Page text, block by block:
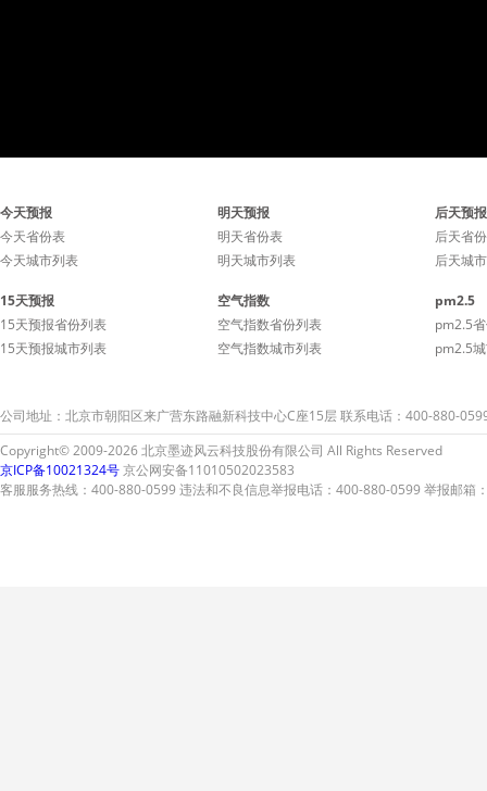
感冒极易发生，避免去人群
密集的场所，勤洗手勤通风
有利于降低感冒几率。
感冒容
集的场
今天预报
今天省份表
今天城市列表
明天预报
明天省份表
明天城市列表
后天预报
后天省
后天城
15天预报
15天预报省份列表
15天预报城市列表
空气指数
空气指数省份列表
空气指数城市列表
pm2.5
pm2.5
pm2.5
公司地址：北京市朝阳区来广营东路融新科技中心C座15层 联系电话：400-880-
Copyright© 2009-2026 北京墨迹风云科技股份有限公司 All Rights Reserved
京ICP备10021324号京公网安备11010502023583
客服服务热线：400-880-0599 违法和不良信息举报电话：400-880-0599 举报邮箱